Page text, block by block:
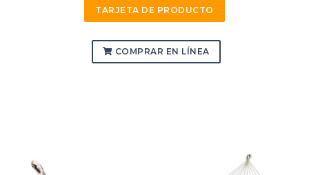
TARJETA DE PRODUCTO
COMPRAR EN LÍNEA